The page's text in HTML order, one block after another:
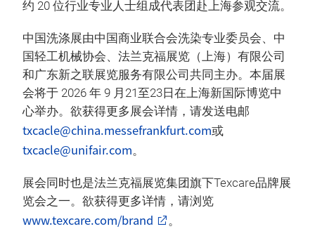
约 20 位行业专业人士组成代表团赴上海参观交流。
中国洗涤展由中国商业联合会洗染专业委员会、中
国轻工机械协会、法兰克福展览（上海）有限公司
和广东新之联展览服务有限公司共同主办。本届展
会将于 2026 年 9 月21至23日在上海新国际博览中
心举办。欲获得更多展会详情，请发送电邮
txcacle@china.messefrankfurt.com或
txcacle@unifair.com。
展会同时也是法兰克福展览集团旗下Texcare品牌展
览会之一。欲获得更多详情，请浏览
www.texcare.com/brand 。